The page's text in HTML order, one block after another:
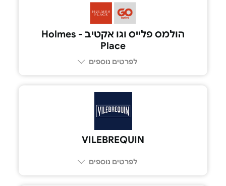
הולמס פלייס וגו אקטיב - Holmes
Place
לפרטים נוספים
VILEBREQUIN
לפרטים נוספים